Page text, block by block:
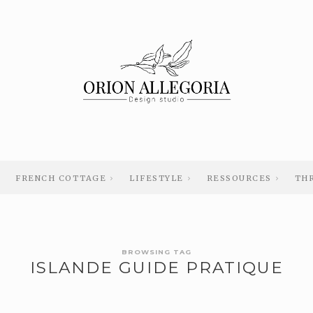
FRENCH COTTAGE LIFESTYLE RESSOURCES
BROWSING TAG
ISLANDE GUIDE PRATIQUE